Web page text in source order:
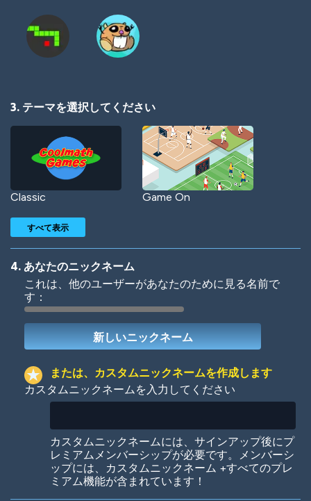
3. テーマを選択してください
Classic Game On
Woof
Colorful
すべて表示
4. あなたのニックネーム
これは、他のユーザーがあなたのために見る名前で
す：
または、カスタムニックネームを作成します
カスタムニックネームを入力してください
カスタムニックネームには、サインアップ後にプ
レミアムメンバーシップが必要です。メンバーシ
ップには、カスタムニックネーム +すべてのプレ
ミアム機能が含まれています！